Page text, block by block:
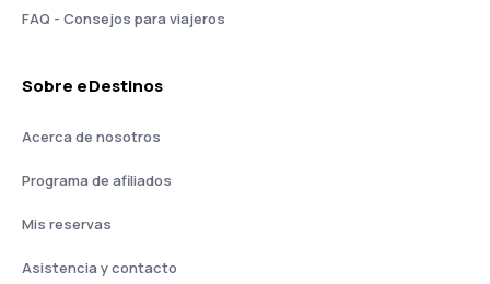
FAQ - Consejos para viajeros
Sobre eDestinos
Acerca de nosotros
Programa de afiliados
Mis reservas
Asistencia y contacto